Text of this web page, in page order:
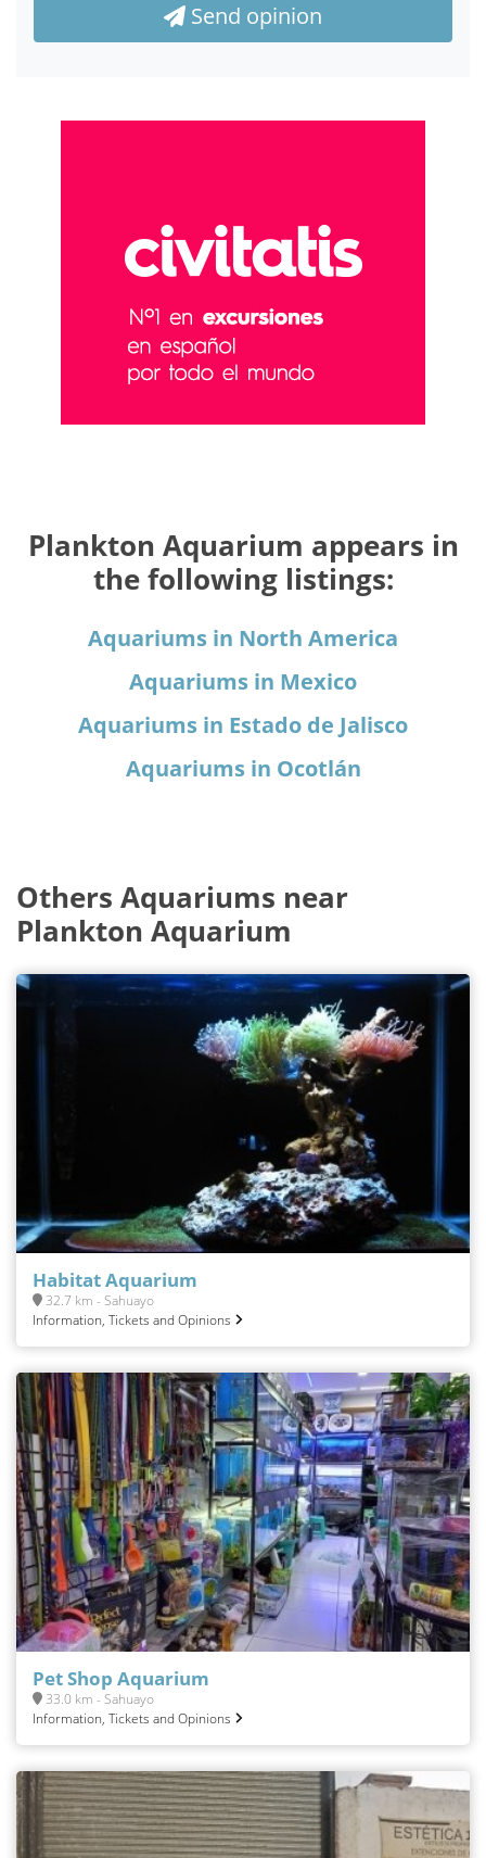
Send opinion
Plankton Aquarium appears in
the following listings:
Aquariums in North America
Aquariums in Mexico
Aquariums in Estado de Jalisco
Aquariums in Ocotlán
Others Aquariums near
Plankton Aquarium
Habitat Aquarium
32.7 km - Sahuayo
Information, Tickets and Opinions
Pet Shop Aquarium
33.0 km - Sahuayo
Information, Tickets and Opinions